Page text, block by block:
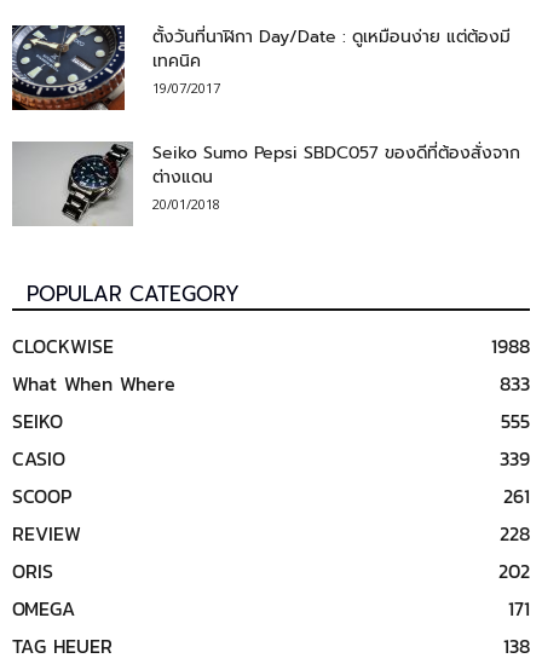
ตั้งวันที่นาฬิกา Day/Date : ดูเหมือนง่าย แต่ต้องมี
เทคนิค
19/07/2017
Seiko Sumo Pepsi SBDC057 ของดีที่ต้องสั่งจาก
ต่างแดน
20/01/2018
POPULAR CATEGORY
CLOCKWISE
1988
What When Where
833
SEIKO
555
CASIO
339
SCOOP
261
REVIEW
228
ORIS
202
OMEGA
171
TAG HEUER
138